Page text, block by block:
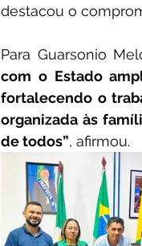
destacou o
Para Guarsonio
com o Estado
fortalecendo o
organizada às
de todos”, afirmou.